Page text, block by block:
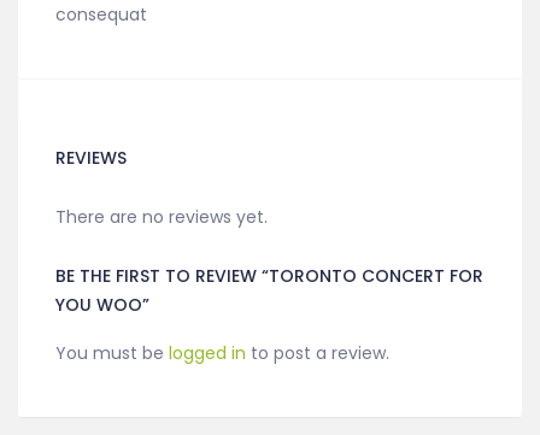
consequat
REVIEWS
There are no reviews yet.
BE THE FIRST TO REVIEW “TORONTO CONCERT FOR
YOU WOO”
You must be logged in to post a review.